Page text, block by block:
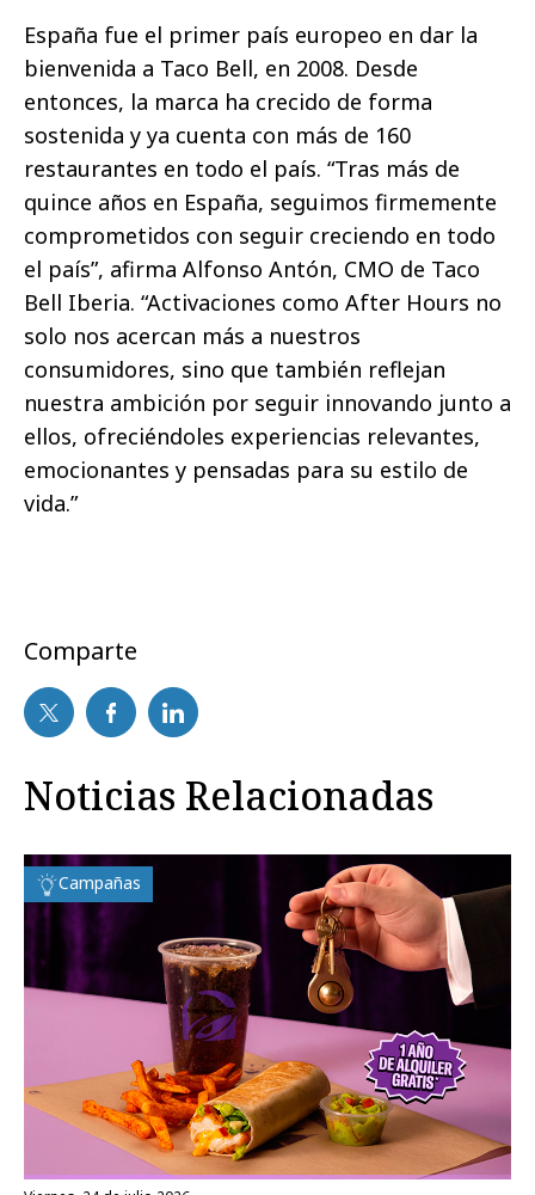
España fue el primer país europeo en dar la
bienvenida a Taco Bell, en 2008. Desde
entonces, la marca ha crecido de forma
sostenida y ya cuenta con más de 160
restaurantes en todo el país. “Tras más de
quince años en España, seguimos firmemente
comprometidos con seguir creciendo en todo
el país”, afirma Alfonso Antón, CMO de Taco
Bell Iberia. “Activaciones como After Hours no
solo nos acercan más a nuestros
consumidores, sino que también reflejan
nuestra ambición por seguir innovando junto a
ellos, ofreciéndoles experiencias relevantes,
emocionantes y pensadas para su estilo de
vida.”
Comparte
Noticias Relacionadas
Campañas